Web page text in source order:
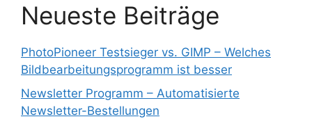
Neueste Beiträge
PhotoPioneer Testsieger vs. GIMP – Welches
Bildbearbeitungsprogramm ist besser
Newsletter Programm – Automatisierte
Newsletter-Bestellungen